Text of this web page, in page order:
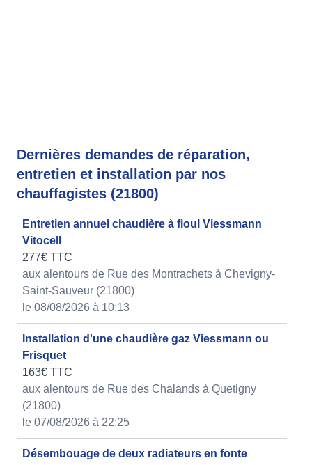
Dernières demandes de réparation,
entretien et installation par nos
chauffagistes (21800)
Entretien annuel chaudière à fioul Viessmann
Vitocell
277€ TTC
aux alentours de Rue des Montrachets à Chevigny-
Saint-Sauveur (21800)
le 08/08/2026 à 10:13
Installation d'une chaudière gaz Viessmann ou
Frisquet
163€ TTC
aux alentours de Rue des Chalands à Quetigny
(21800)
le 07/08/2026 à 22:25
Désembouage de deux radiateurs en fonte